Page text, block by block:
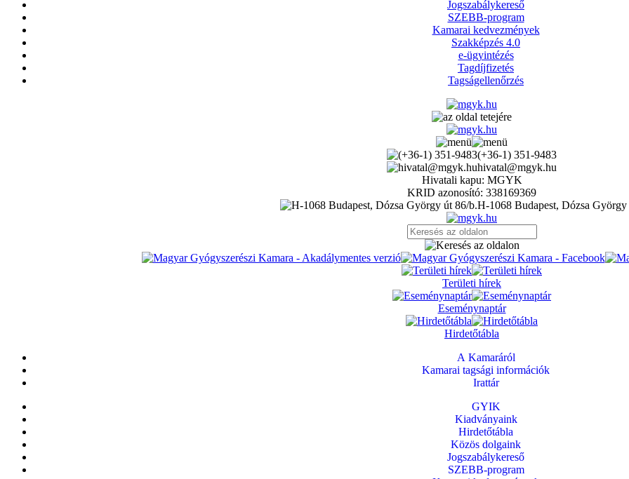
Jogszabálykereső
SZEBB-program
Kamarai kedvezmények
Szakképzés 4.0
e-ügyintézés
Tagdíjfizetés
Tagságellenőrzés
(+36-1) 351-9483
hivatal@mgyk.hu
Hivatali kapu: MGYK
KRID azonosító: 338169369
H-1068 Budapest, Dózsa
Területi hírek
Eseménynaptár
Hirdetőtábla
A Kamaráról
Kamarai tagsági információk
Irattár
GYIK
Kiadványaink
Hirdetőtábla
Közös dolgaink
Jogszabálykereső
SZEBB-program